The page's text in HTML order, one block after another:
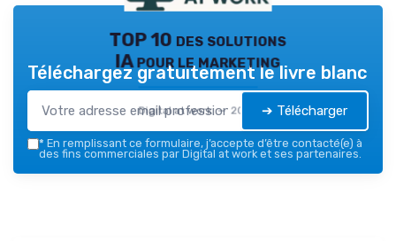
TOP 10 des solutions
IA pour le marketing
Digital at work — 2026
Téléchargez gratuitement le livre blanc
➔ Télécharger
* En remplissant ce formulaire, j’accepte d’être contacté(e) à
des fins commerciales par Digital at work et ses partenaires.